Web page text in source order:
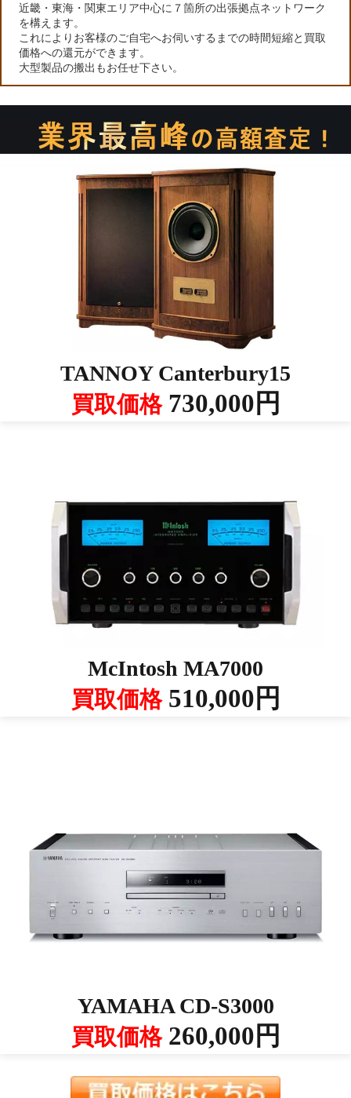
近畿・東海・関東エリア中心に７箇所の出張拠点ネットワーク
を構えます。
これによりお客様のご自宅へお伺いするまでの時間短縮と買取
価格への還元ができます。
大型製品の搬出もお任せ下さい。
TANNOY Canterbury15
買取価格730,000円
McIntosh MA7000
買取価格510,000円
YAMAHA CD-S3000
買取価格260,000円